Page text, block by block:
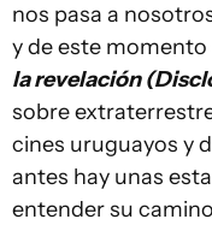
nos pasa a
y de este
la revelación
sobre
cines uruguayos y
antes hay unas
entender su